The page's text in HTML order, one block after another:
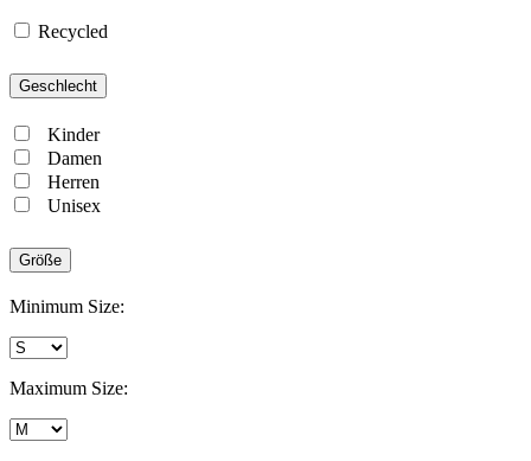
Recycled
Geschlecht
Kinder
Damen
Herren
Unisex
Größe
Minimum Size:
Maximum Size: